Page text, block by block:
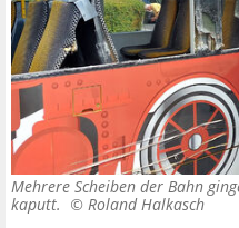
Mehrere Scheiben der Bahn
kaputt. © Roland Halkasch